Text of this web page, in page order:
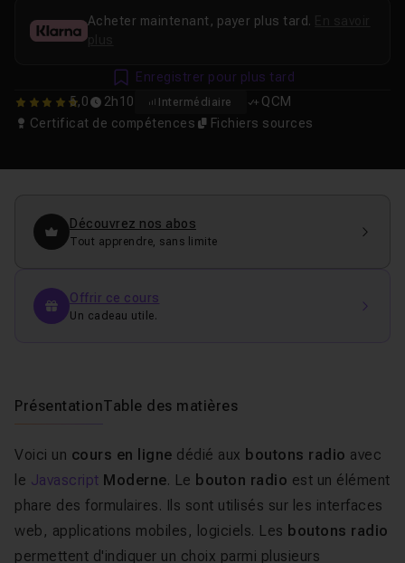
5 5,0 2h10 Intermédiaire
QCM
Certificat de compétences
Fichiers sources
Acheter maintenant, payer plus tard.
plus
Enregistrer pour plus tard
Découvrez nos abos
Tout apprendre, sans limite
Offrir ce cours
Un cadeau utile.
PrésentationTable des matières
Voici un cours en ligne dédié aux boutons radio avec
le Javascript Moderne. Le bouton radio est un élément
phare des formulaires. Ils sont utilisés sur les interfaces
web, applications mobiles, logiciels. Les boutons radio
permettent d'indiquer un choix parmi plusieurs